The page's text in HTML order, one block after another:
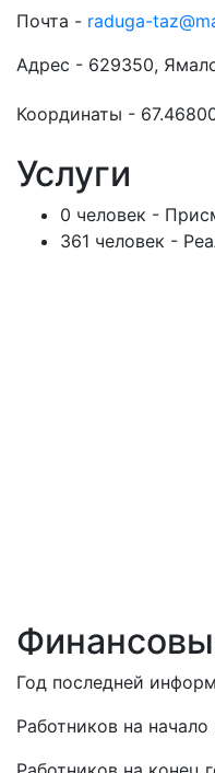
Почта - raduga-
Адрес - 629350,
Координаты -
Услуги
0 человек -
361 человек -
Год последней
Работников на начало